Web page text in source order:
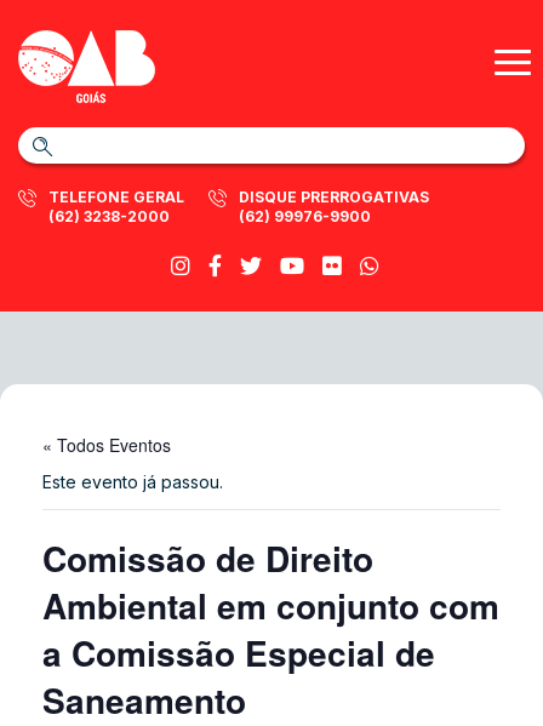
TELEFONE GERAL
(62) 3238-2000
DISQUE PRERROGATIVAS
(62) 99976-9900
« Todos Eventos
Este evento já passou.
Comissão de Direito
Ambiental em conjunto com
a Comissão Especial de
Saneamento